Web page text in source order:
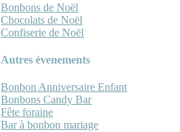
Bonbons de Noël
Chocolats de Noël
Confiserie de Noël
Autres évenements
Bonbon Anniversaire Enfant
Bonbons Candy Bar
Fête foraine
Bar à bonbon mariage